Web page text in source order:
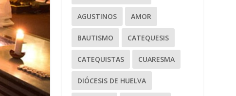
AGUSTINOS AMOR
BAUTISMO CATEQUESIS
CATEQUISTAS CUARESMA
DIÓCESIS DE HUELVA